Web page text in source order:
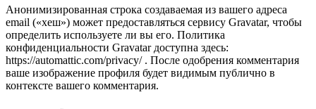
Анонимизированная строка создаваемая из вашего адреса
email («хеш») может предоставляться сервису Gravatar, чтобы
определить используете ли вы его. Политика
конфиденциальности Gravatar доступна здесь:
https://automattic.com/privacy/ . После одобрения комментария
ваше изображение профиля будет видимым публично в
контексте вашего комментария.